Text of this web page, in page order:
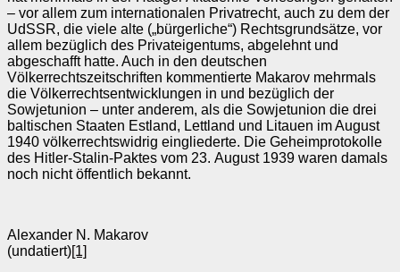
– vor allem zum internationalen Privatrecht, auch zu dem der
UdSSR, die viele alte („bürgerliche“) Rechtsgrundsätze, vor
allem bezüglich des Privateigentums, abgelehnt und
abgeschafft hatte. Auch in den deutschen
Völkerrechtszeitschriften kommentierte Makarov mehrmals
die Völkerrechtsentwicklungen in und bezüglich der
Sowjetunion – unter anderem, als die Sowjetunion die drei
baltischen Staaten Estland, Lettland und Litauen im August
1940 völkerrechtswidrig eingliederte. Die Geheimprotokolle
des Hitler-Stalin-Paktes vom 23. August 1939 waren damals
noch nicht öffentlich bekannt.
Alexander N. Makarov
(undatiert)[1]